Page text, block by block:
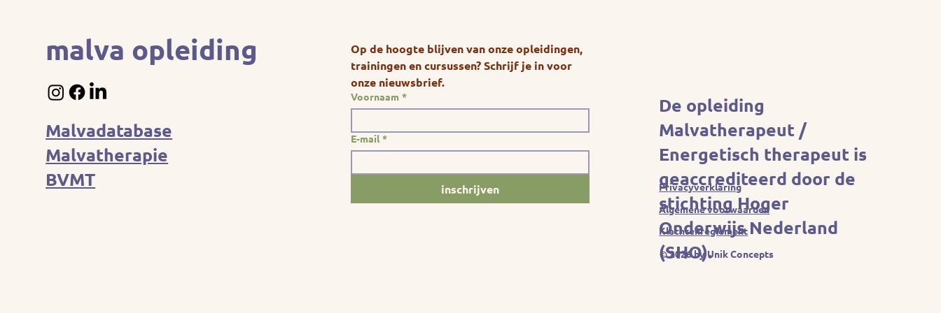
malva opleiding
Malvadatabase
Malvatherapie
BVMT
Op de hoogte blijven van onze opleidingen,
trainingen en cursussen? Schrijf je in voor
onze nieuwsbrief.
Voornaam *
E-mail *
inschrijven
De opleiding
Malvatherapeut /
Energetisch therapeut is
geaccrediteerd door de
stichting Hoger
Onderwijs Nederland
(SHO).
Privacyverklaring
Algemene voorwaarden
Klachtenreglement
© 2026 by Unik Concepts